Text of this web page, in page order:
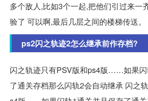
多个敌人,比如3个一起,把他们引过来一
验了 可以啊,最后几层之间的楼梯传送。
ps2闪之轨迹2怎么继承前作存档?
闪之轨迹只有PSV版和ps4版……如果
了通关存档那么闪轨2会自动继承 闪之